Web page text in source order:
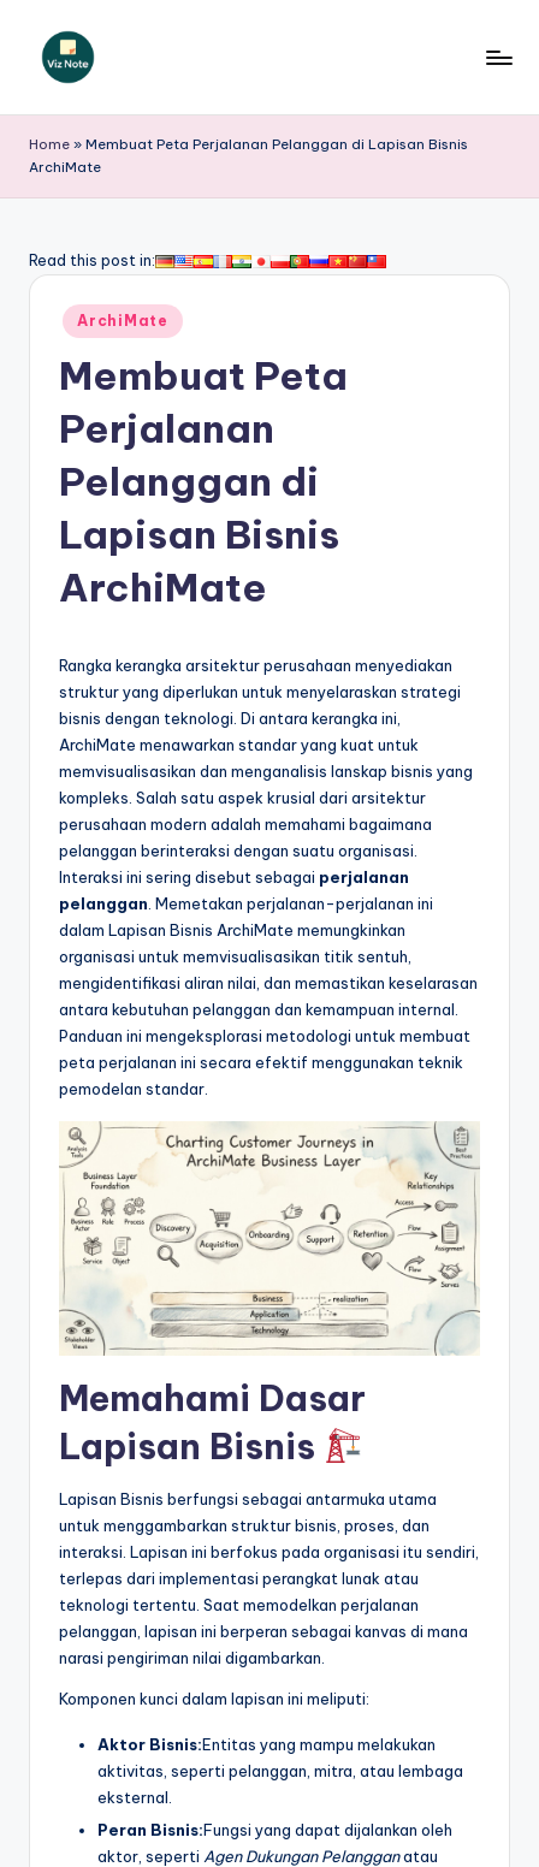
iz
N
t
A
si
&
o
w
d
Home » Membuat Peta Perjalanan Pelanggan di Lapisan Bisnis
ArchiMate
Read this post in:
Posted
in
ArchiMate
Membuat Peta
Perjalanan
Pelanggan di
Lapisan Bisnis
ArchiMate
Rangka kerangka arsitektur perusahaan menyediakan
struktur yang diperlukan untuk menyelaraskan strategi
bisnis dengan teknologi. Di antara kerangka ini,
ArchiMate menawarkan standar yang kuat untuk
memvisualisasikan dan menganalisis lanskap bisnis yang
kompleks. Salah satu aspek krusial dari arsitektur
perusahaan modern adalah memahami bagaimana
pelanggan berinteraksi dengan suatu organisasi.
Interaksi ini sering disebut sebagai perjalanan
pelanggan . Memetakan perjalanan-perjalanan ini
dalam Lapisan Bisnis ArchiMate memungkinkan
organisasi untuk memvisualisasikan titik sentuh,
mengidentifikasi aliran nilai, dan memastikan keselarasan
antara kebutuhan pelanggan dan kemampuan internal.
Panduan ini mengeksplorasi metodologi untuk membuat
peta perjalanan ini secara efektif menggunakan teknik
pemodelan standar.
Memahami Dasar
Lapisan Bisnis
Lapisan Bisnis berfungsi sebagai antarmuka utama
untuk menggambarkan struktur bisnis, proses, dan
interaksi. Lapisan ini berfokus pada organisasi itu sendiri,
terlepas dari implementasi perangkat lunak atau
teknologi tertentu. Saat memodelkan perjalanan
pelanggan, lapisan ini berperan sebagai kanvas di mana
narasi pengiriman nilai digambarkan.
Komponen kunci dalam lapisan ini meliputi:
Aktor Bisnis:Entitas yang mampu melakukan
aktivitas, seperti pelanggan, mitra, atau lembaga
eksternal.
Peran Bisnis:Fungsi yang dapat dijalankan oleh
aktor, seperti Agen Dukungan Pelangganatau